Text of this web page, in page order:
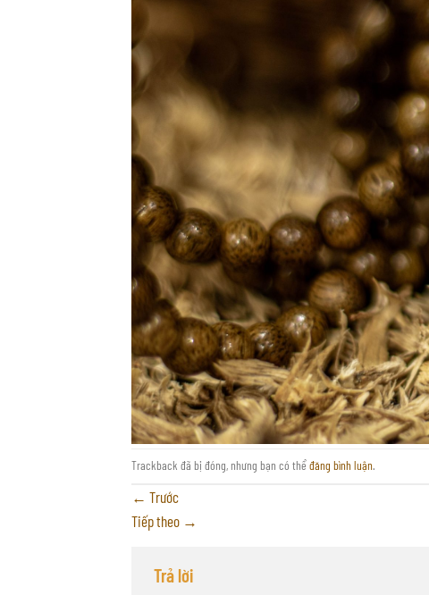
Trackback đã bị đóng, nhưng bạn có thểđăng bình luận.
← Trước
Tiếp theo →
Trả lời